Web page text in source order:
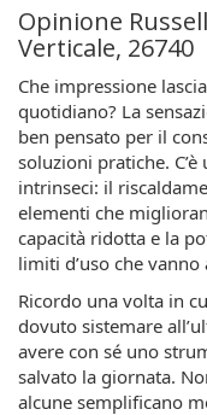
Opinione
Verticale, 26740
Che impressione
quotidiano? La
ben pensato per il
soluzioni pratiche.
intrinseci: il
elementi che
capacità ridotta e la
limiti d’uso che vanno
Ricordo una volta in
dovuto sistemare
avere con sé uno
salvato la giornata.
alcune semplificano